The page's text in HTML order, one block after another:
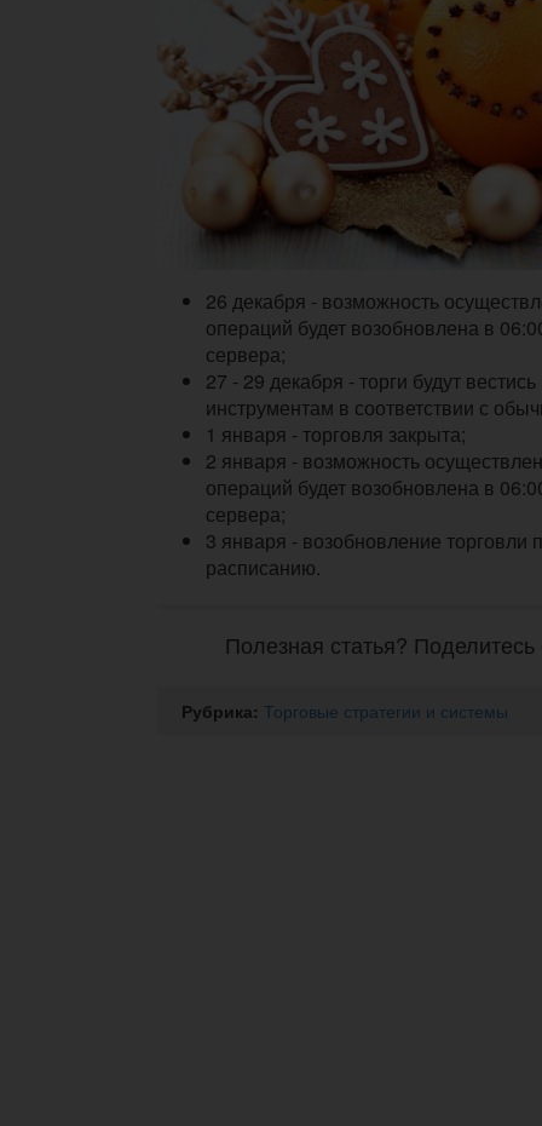
26 декабря - возможность
операций будет возобновлена в
сервера;
27 - 29 декабря - торги будут
инструментам в соответствии с
1 января - торговля закрыта;
2 января - возможность
операций будет возобновлена в
сервера;
3 января - возобновление торговли
расписанию.
Полезная статья?
Рубрика: Торговые стратегии и системы